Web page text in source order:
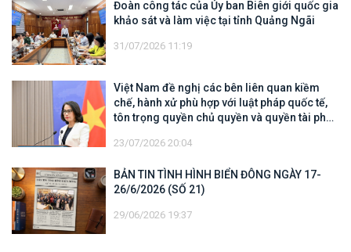
Đoàn công tác của Ủy ban Biên giới quốc gia
khảo sát và làm việc tại tỉnh Quảng Ngãi
31/07/2026 11:19
Việt Nam đề nghị các bên liên quan kiềm
chế, hành xử phù hợp với luật pháp quốc tế,
tôn trọng quyền chủ quyền và quyền tài phán
địa của quốc gia ven biển
23/07/2026 20:04
BẢN TIN TÌNH HÌNH BIỂN ĐÔNG NGÀY 17-
26/6/2026 (SỐ 21)
29/06/2026 19:37